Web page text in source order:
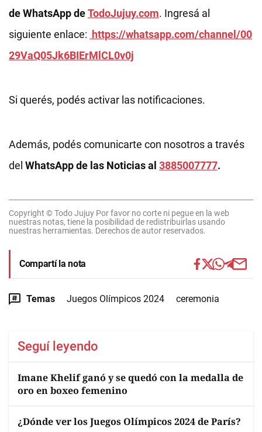
de WhatsApp deTodoJujuy.com. Ingresá al
siguiente enlace: https://whatsapp.com/channel/00
29VaQ05Jk6BIErMlCL0v0j
Si querés, podés activar las notificaciones.
Además, podés comunicarte con nosotros a través
del WhatsApp de las Noticias al 3885007777.
Copyright © Todo Jujuy Por favor no corte ni pegue en la web
nuestras notas, tiene la posibilidad de redistribuirlas usando
nuestras herramientas. Derechos de autor reservados.
Compartí la nota
Temas Juegos Olímpicos 2024 ceremonia
Seguí leyendo
Imane Khelif ganó y se quedó con la medalla de
oro en boxeo femenino
¿Dónde ver los Juegos Olímpicos 2024 de París?